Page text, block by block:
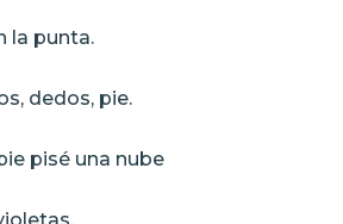
la punta.
dedos, pie.
pisé una nube